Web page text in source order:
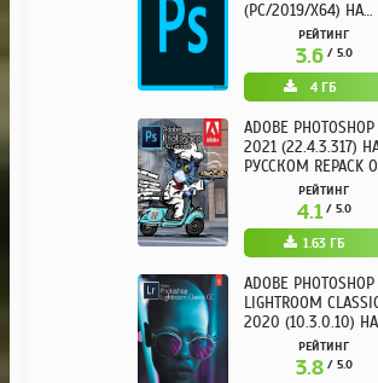
(PC/2019/X64) НА
РУССКОМРЕЙТИНГ
3.6/ 5.0
4 ГБ
ADOBE PHOTOSHOP
2021 (22.4.3.317)
РУССКОМ REPACK
KPOJIUKРЕЙТИНГ
4.1 / 5.0
1.63 ГБ
ADOBE PHOTOSHOP
LIGHTROOM
2020 (10.3.0.10) НА
РУССКОМ REPACK ОТ
KPOJIUK
РЕЙТИНГ
3.8 / 5.0